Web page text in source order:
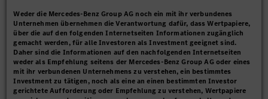
Weder die Mercedes-Benz Group AG noch ein mit ihr verbundenes
Unternehmen übernehmen die Verantwortung dafür, dass Wertpapiere,
über die auf den folgenden Internetseiten Informationen zugänglich
gemacht werden, für alle Investoren als Investment geeignet sind.
Daher sind die Informationen auf den nachfolgenden Internetseiten
weder als Empfehlung seitens der Mercedes-Benz Group AG oder eines
mit ihr verbundenen Unternehmens zu verstehen, ein bestimmtes
Investment zu tätigen, noch als eine an einen bestimmten Investor
gerichtete Aufforderung oder Empfehlung zu verstehen, Wertpapiere